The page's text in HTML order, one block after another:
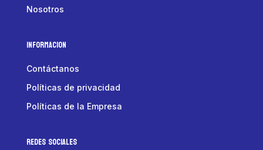
Nosotros
Informacion
Contáctanos
Políticas de privacidad
Políticas de la Empresa
Redes Sociales